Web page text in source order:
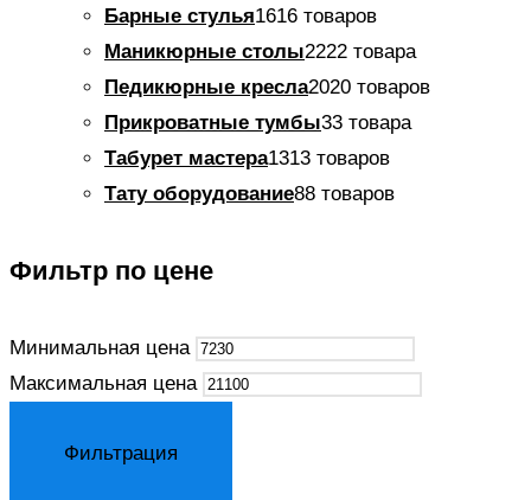
Барные стулья1616 товаров
Маникюрные столы2222 товара
Педикюрные кресла2020 товаров
Прикроватные тумбы33 товара
Табурет мастера1313 товаров
Тату оборудование88 товаров
Фильтр по цене
Минимальная цена
Максимальная цена
Фильтрация